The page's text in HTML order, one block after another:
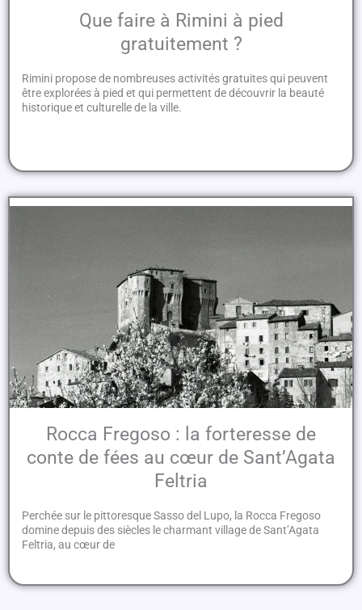
Que faire à Rimini à pied
gratuitement ?
Rimini propose de nombreuses activités gratuites qui peuvent
être explorées à pied et qui permettent de découvrir la beauté
historique et culturelle de la ville.
Rocca Fregoso : la forteresse de
conte de fées au cœur de Sant’Agata
Feltria
Perchée sur le pittoresque Sasso del Lupo, la Rocca Fregoso
domine depuis des siècles le charmant village de Sant’Agata
Feltria, au cœur de